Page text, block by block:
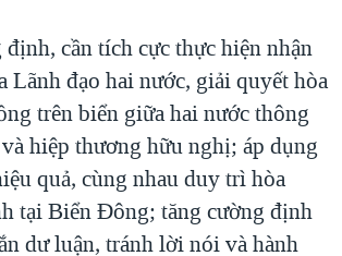
cần tích cực thực hiện nhận
Lãnh đạo hai nước, giải quyết hòa
trên biển giữa hai nước thông
hiệp thương hữu nghị; áp dụng
quả, cùng nhau duy trì hòa
tại Biển Đông; tăng cường định
dư luận, tránh lời nói và hành